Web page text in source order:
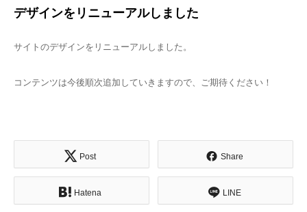
デザインをリニューアルしました
サイトのデザインをリニューアルしました。
コンテンツは今後順次追加していきますので、ご期待ください！
Post Share
Hatena LINE
BlogChecker
Events
Books